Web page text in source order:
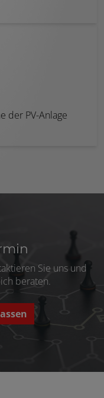
der PV-Anlage
Sie uns und
beraten.